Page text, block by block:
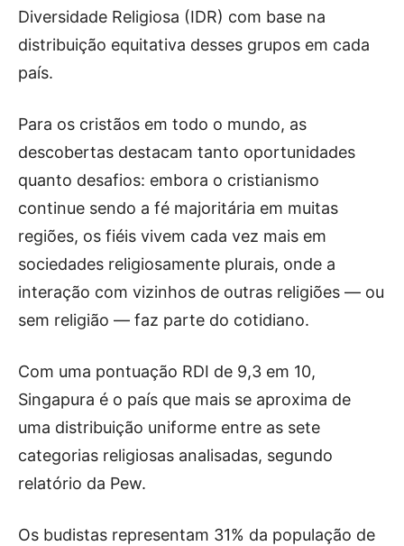
Diversidade Religiosa (IDR) com base na
distribuição equitativa desses grupos em cada
país.
Para os cristãos em todo o mundo, as
descobertas destacam tanto oportunidades
quanto desafios: embora o cristianismo
continue sendo a fé majoritária em muitas
regiões, os fiéis vivem cada vez mais em
sociedades religiosamente plurais, onde a
interação com vizinhos de outras religiões — ou
sem religião — faz parte do cotidiano.
Com uma pontuação RDI de 9,3 em 10,
Singapura é o país que mais se aproxima de
uma distribuição uniforme entre as sete
categorias religiosas analisadas, segundo
relatório da Pew.
Os budistas representam 31% da população de